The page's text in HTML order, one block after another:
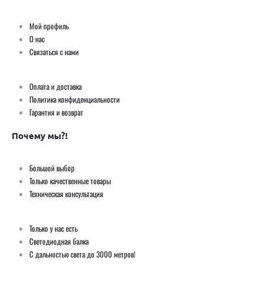
Мой профиль
О нас
Связаться с нами
Оплата и доставка
Политика конфиденциальности
Гарантия и возврат
Почему мы?!
Большой выбор
Только качественные товары
Техническая консультация
Только у нас есть
Светодиодная балка
С дальностью света до 3000 метров!